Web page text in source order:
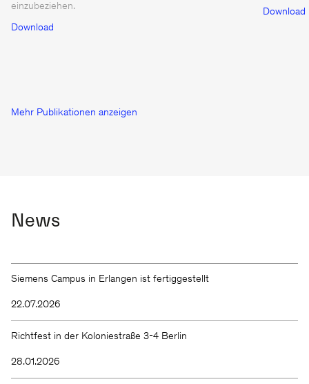
einzubeziehen.
Download
Download
Mehr Publikationen anzeigen
News
Siemens Campus in Erlangen ist fertiggestellt
22.07.2026
Richtfest in der Koloniestraße 3-4 Berlin
28.01.2026